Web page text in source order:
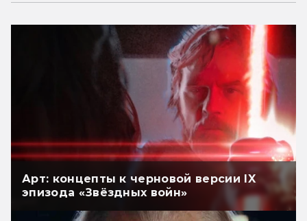
Арт: концепты к черновой версии IX
эпизода «Звёздных войн»